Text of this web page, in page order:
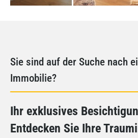
Sie sind auf der Suche nach
Immobilie?
Ihr exklusives
Entdecken Sie Ihre